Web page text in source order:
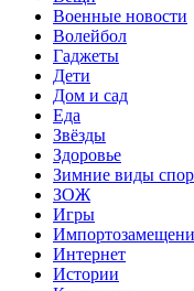
Военные новости
Волейбол
Гаджеты
Дети
Дом и сад
Еда
Звёзды
Здоровье
Зимние виды
ЗОЖ
Игры
Интернет
Истории